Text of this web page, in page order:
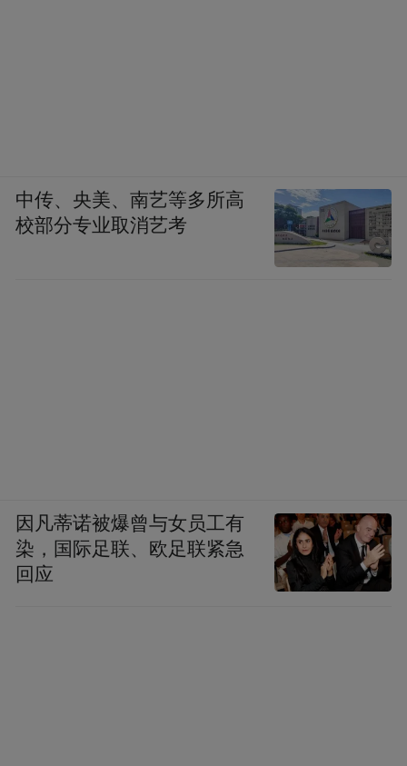
中传、央美、南艺等多所高
校部分专业取消艺考
因凡蒂诺被爆曾与女员工有
染，国际足联、欧足联紧急
回应